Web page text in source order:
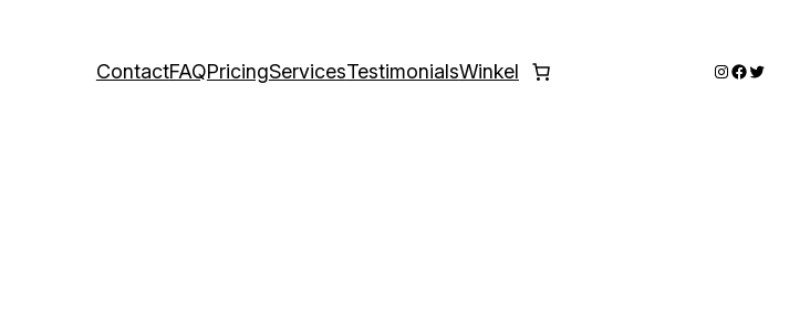
ContactFAQPricingServicesTestimonialsWinkel Instagram
Twitter